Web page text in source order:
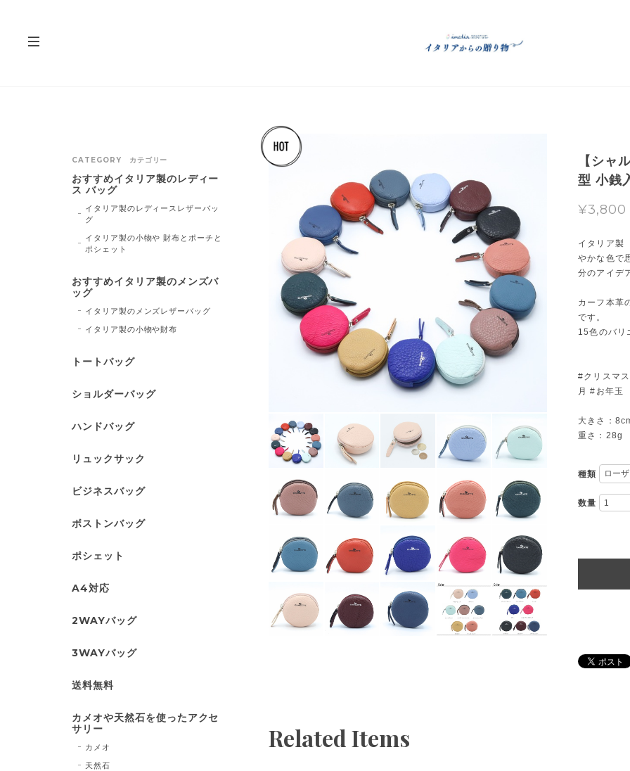
【シャ
型 小銭
¥3,800
イタリア製
やかな色で
分のアイデ
カーフ本革
です。
15色のバリ
#クリスマ
月 #お年玉
大きさ：
重さ：28g
種類
数量
Related Items
CATEGORY カテゴリー
おすすめイタリア製のレディー
ス バッグ
イタリア製のレディースレザーバッ
グ
イタリア製の小物や 財布とポーチと
ポシェット
おすすめイタリア製のメンズバ
ッグ
イタリア製のメンズレザーバッグ
イタリア製の小物や財布
トートバッグ
ショルダーバッグ
ハンドバッグ
リュックサック
ビジネスバッグ
ボストンバッグ
ポシェット
A4対応
2WAYバッグ
3WAYバッグ
送料無料
カメオや天然石を使ったアクセ
サリー
カメオ
天然石